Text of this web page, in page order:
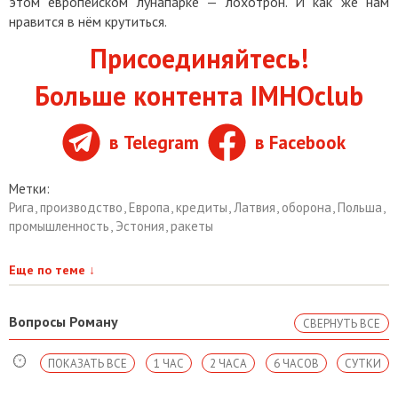
нравится в нём крутиться.
Присоединяйтесь!
Больше контента IMHOclub
в Telegram в Facebook
Метки:
Рига,производство,Европа,кредиты,Латвия, оборона,Польша,
промышленность, Эстония,ракеты
Еще по теме ↓
Вопросы Роману СВЕРНУТЬ ВСЕ
СУТКИ
6 ЧАСОВ
2 ЧАСА
1 ЧАС
ПОКАЗАТЬ ВСЕ